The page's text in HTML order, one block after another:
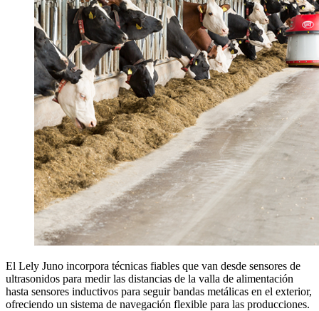
El Lely Juno incorpora técnicas fiables que van desde sensores de
ultrasonidos para medir las distancias de la valla de alimentación
hasta sensores inductivos para seguir bandas metálicas en el exterior,
ofreciendo un sistema de navegación flexible para las producciones.